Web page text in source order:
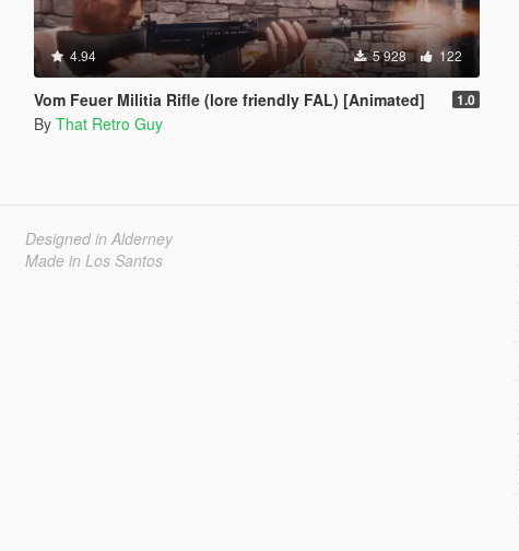
4.94 5 928 122
Vom Feuer Militia Rifle (lore friendly FAL) [Animated] 1.0
By That Retro Guy
Designed in Alderney
Made in Los Santos